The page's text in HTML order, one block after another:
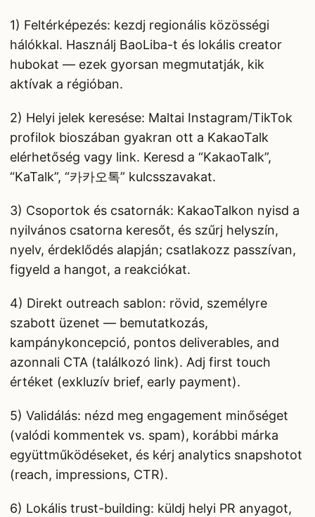
1) Feltérképezés: kezdj regionális közösségi
hálókkal. Használj BaoLiba-t és lokális creator
hubokat — ezek gyorsan megmutatják, kik
aktívak a régióban.
2) Helyi jelek keresése: Maltai Instagram/TikTok
profilok bioszában gyakran ott a KakaoTalk
elérhetőség vagy link. Keresd a “KakaoTalk”,
“KaTalk”, “카카오톡” kulcsszavakat.
3) Csoportok és csatornák: KakaoTalkon nyisd a
nyilvános csatorna keresőt, és szűrj helyszín,
nyelv, érdeklődés alapján; csatlakozz passzívan,
figyeld a hangot, a reakciókat.
4) Direkt outreach sablon: rövid, személyre
szabott üzenet — bemutatkozás,
kampánykoncepció, pontos deliverables, and
azonnali CTA (találkozó link). Adj first touch
értéket (exkluzív brief, early payment).
5) Validálás: nézd meg engagement minőséget
(valódi kommentek vs. spam), korábbi márka
együttműködéseket, és kérj analytics snapshotot
(reach, impressions, CTR).
6) Lokális trust-building: küldj helyi PR anyagot,